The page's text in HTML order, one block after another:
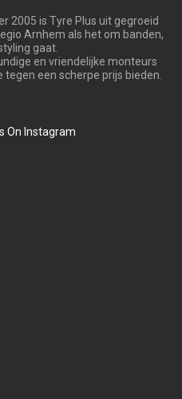
2005 is Tyre Plus uit gegroeid
Arnhem als het om banden,
gaat.
en vriendelijke monteurs
een scherpe prijs bieden.